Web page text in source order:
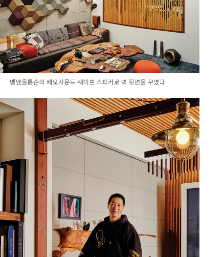
뱅앤올룹슨의 베오사운드 쉐이프 스피커로 벽 뒷면을 꾸몄다.